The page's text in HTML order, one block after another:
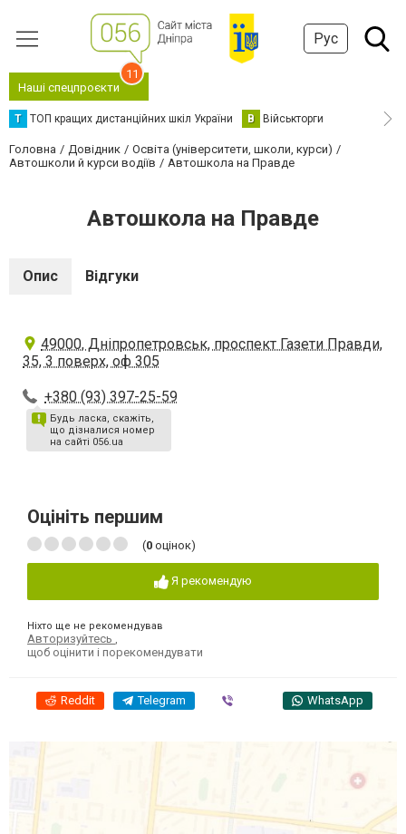
Рус
Наші спецпроєкти
11
Т ТОП кращих дистанційних шкіл України В Військторги
Головна Довідник
Освіта (університети, школи, курси)
Автошколи й курси водіїв
Автошкола на Правде
Автошкола на Правде
Опис Відгуки
49000, Дніпропетровськ, проспект Газети Правди,
35, 3 поверх, оф 305
+380 (93) 397-25-59
Будь ласка, скажіть,
що дізналися номер
на сайті 056.ua
Оцініть першим
(0 оцінок)
Я рекомендую
Ніхто ще не рекомендував
Авторизуйтесь
щоб оцінити і порекомендувати
Reddit Telegram WhatsApp